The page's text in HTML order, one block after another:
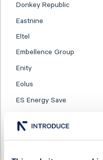
Donkey Republic
Eastnine
Eltel
Embellence Group
Enity
Eolus
ES Energy Save
Generic